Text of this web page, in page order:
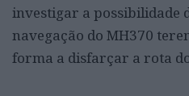
investigar a possibilidade
navegação do MH370
forma a disfarçar a rota